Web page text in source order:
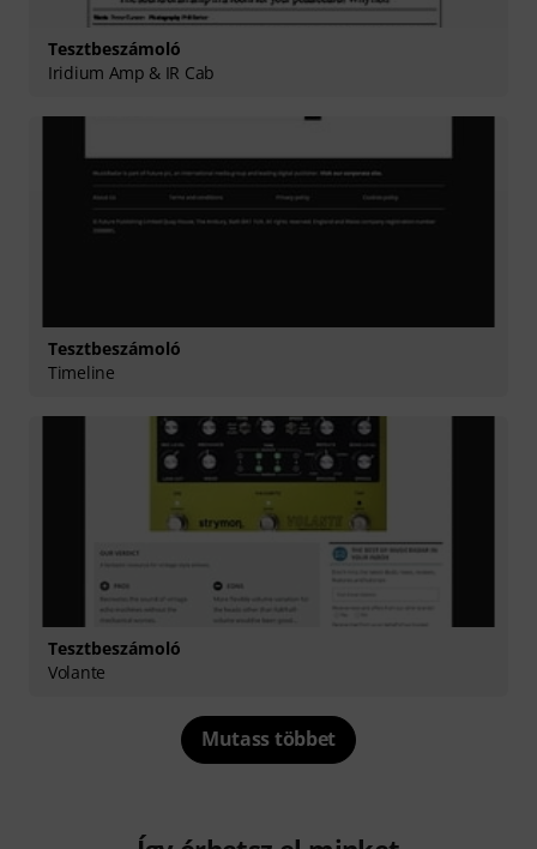
Tesztbeszámoló
Iridium Amp & IR Cab
Tesztbeszámoló
Timeline
Tesztbeszámoló
Volante
Mutass többet